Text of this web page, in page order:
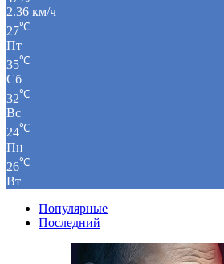
2.36 км/ч
27℃
Пт
35℃
Сб
32℃
Вс
24℃
Пн
26℃
Вт
Популярные
Последний